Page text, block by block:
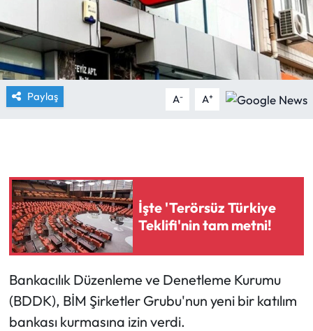
Paylaş A- A+
İşte 'Terörsüz Türkiye
Teklifi'nin tam metni!
Bankacılık Düzenleme ve Denetleme Kurumu
(BDDK), BİM Şirketler Grubu'nun yeni bir katılım
bankası kurmasına izin verdi.